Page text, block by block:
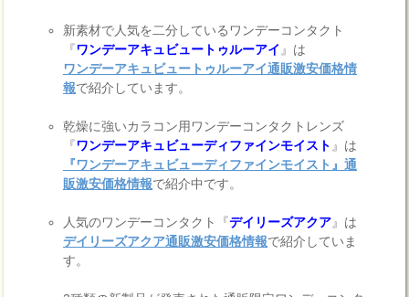
新素材で人気を二分しているワンデーコンタクト
『ワンデーアキュビュートゥルーアイ 』は
ワンデーアキュビュートゥルーアイ通販激安価格情
報で紹介しています。
乾燥に強いカラコン用ワンデーコンタクトレンズ
『ワンデーアキュビューディファインモイスト 』は
『ワンデーアキュビューディファインモイスト』通
販激安価格情報で紹介中です。
人気のワンデーコンタクト『デイリーズアクア』は
デイリーズアクア通販激安価格情報で紹介していま
す。